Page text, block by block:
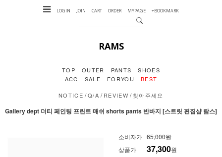
LOGIN JOIN CART ORDER MYPAGE +BOOKMARK
RAMS
TOP OUTER PANTS
SHOES
ACC
SALE FORYOU BEST
NOTICE /Q/A /REVIEW /찾아주세요
Gallery dept 더티 페인팅 프린트 매쉬 shorts pants 반바지 [스트릿 편집샵 람스]
소비자가 65,000원
상품가
37,300원